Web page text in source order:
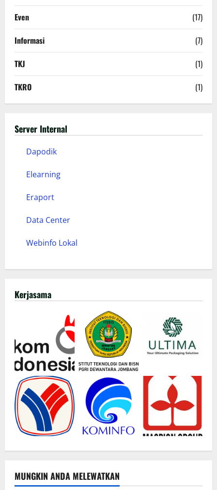
Even
(17)
Informasi
(7)
TKJ
(1)
TKRO
(1)
Server Internal
Dapodik
Elearning
Eraport
Data Center
Webinfo Lokal
Kerjasama
MUNGKIN ANDA MELEWATKAN